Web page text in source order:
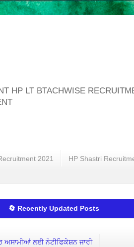
HP LT BTACHWISE
2021 HP Shastri
🔄 Recently Updated Posts
ਅਸਾਮੀਆਂ ਲਈ ਨੋਟੀਫਿਕੇਸ਼ਨ ਜਾਰੀ